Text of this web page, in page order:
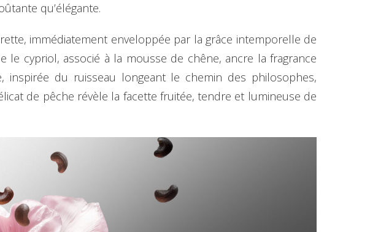
qu’élégante.
immédiatement enveloppée par la grâce intemporelle de
cypriol, associé à la mousse de chêne, ancre la fragrance
du ruisseau longeant le chemin des philosophes,
de pêche révèle la facette fruitée, tendre et lumineuse de